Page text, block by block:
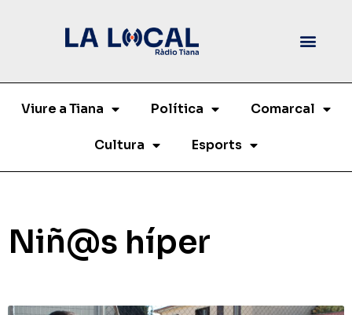
Viure a Tiana Política Comarcal
Cultura Esports
Niñ@s híper